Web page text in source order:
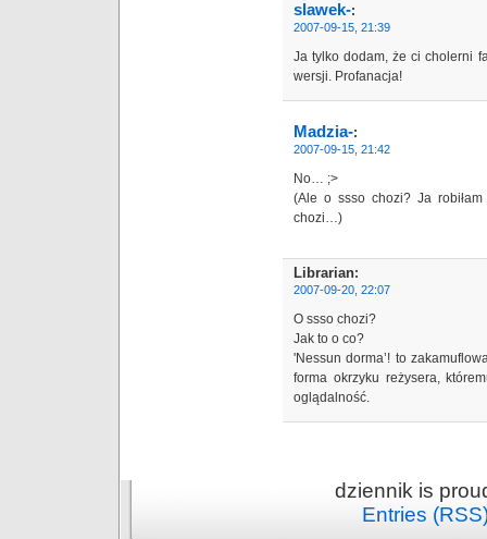
slawek-:
2007-09-15, 21:39
Ja tylko dodam, że ci cholerni
wersji. Profanacja!
Madzia-:
2007-09-15, 21:42
No… ;>
(Ale o ssso chozi? Ja
chozi…)
Librarian:
2007-09-20, 22:07
O ssso chozi?
Jak to o co?
'Nessun dorma’! to
forma okrzyku reżysera,
oglądalność.
dziennik is
Entries